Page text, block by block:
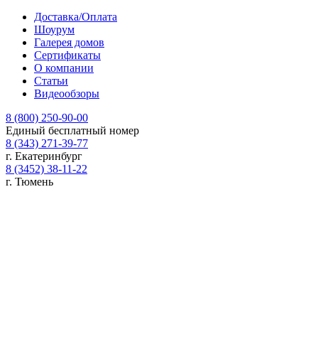
Доставка/Оплата
Шоурум
Галерея домов
Сертификаты
О компании
Статьи
Видеообзоры
8 (800) 250-90-00
Единый бесплатный номер
8 (343) 271-39-77
г. Екатеринбург
8 (3452) 38-11-22
г. Тюмень